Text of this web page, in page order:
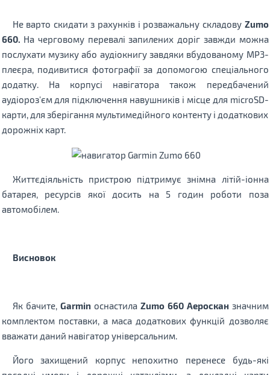
Не варто скидати з рахунків і розважальну складову Zumo
660. На черговому перевалі запилених доріг завжди можна
послухати музику або аудіокнигу завдяки вбудованому МР3-
плеєра, подивитися фотографії за допомогою спеціального
додатку. На корпусі навігатора також передбачений
аудіороз'єм для підключення навушників і місце для microSD-
карти, для зберігання мультимедійного контенту і додаткових
дорожніх карт.
Життєдіяльність пристрою підтримує знімна літій-іонна
батарея, ресурсів якої досить на 5 годин роботи поза
автомобілем.
Висновок
Як бачите, Garmin оснастила Zumo 660 Аероскан значним
комплектом поставки, а маса додаткових функцій дозволяє
вважати даний навігатор універсальним.
Його захищений корпус непохитно перенесе будь-які